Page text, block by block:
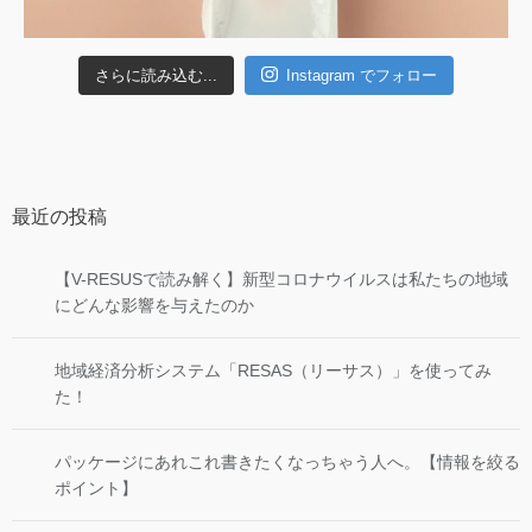
さらに読み込む... Instagram でフォロー
最近の投稿
【V-RESUSで読み解く】新型コロナウイルスは私たちの地域
にどんな影響を与えたのか
地域経済分析システム「RESAS（リーサス）」を使ってみ
た！
パッケージにあれこれ書きたくなっちゃう人へ。【情報を絞る
ポイント】